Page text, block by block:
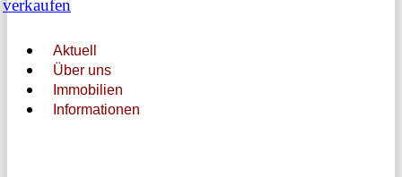
Aktuell
Über uns
Immobilien
Informationen